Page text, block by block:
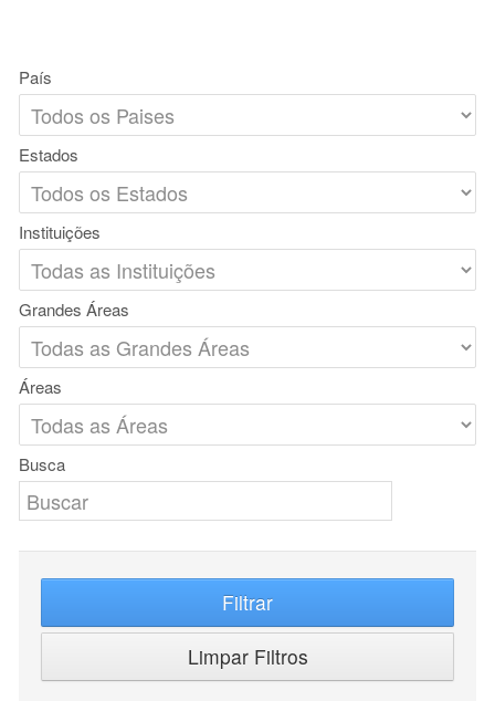
País
Estados
Instituições
Grandes Áreas
Áreas
Busca
Filtrar
Limpar Filtros